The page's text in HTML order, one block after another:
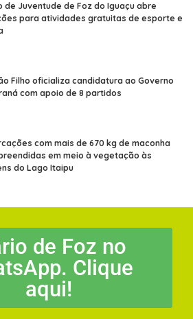
de Juventude de Foz do Iguaçu abre
para atividades gratuitas de esporte e
Filho oficializa candidatura ao Governo
com apoio de 8 partidos
com mais de 670 kg de maconha
em meio à vegetação às
do Lago Itaipu
de Foz no
Clique
aqui!